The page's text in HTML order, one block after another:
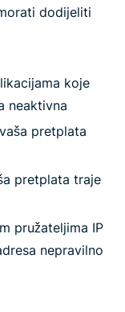
dodijeliti
koje
neaktivna
pretplata
pretplata traje
pružateljima IP
nepravilno